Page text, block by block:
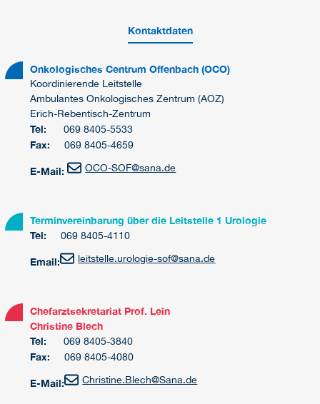
Kontaktdaten
Onkologisches Centrum Offenbach (OCO)
Koordinierende Leitstelle
Ambulantes Onkologisches Zentrum (AOZ)
Erich-Rebentisch-Zentrum
Tel: 069 8405-5533
Fax: 069 8405-4659
E-Mail: OCO-SOF@sana.de
Terminvereinbarung über die Leitstelle 1 Urologie
Tel: 069 8405-4110
Email: leitstelle.urologie-sof@sana.de
Chefarztsekretariat Prof. Lein
Christine Blech
Tel:
069 8405-3840
Fax: 069 8405-4080
E-Mail: Christine.Blech@Sana.de